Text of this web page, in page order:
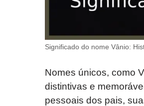
Significado do nome Vânio:
Nomes únicos, como
distintivas e
pessoais dos pais,